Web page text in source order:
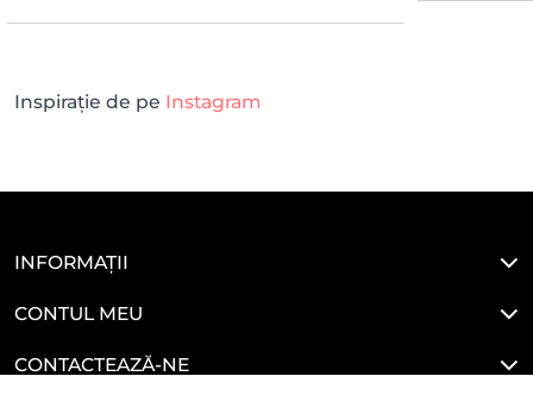
Inspirație de pe Instagram
INFORMAȚII
CONTUL MEU
CONTACTEAZĂ-NE